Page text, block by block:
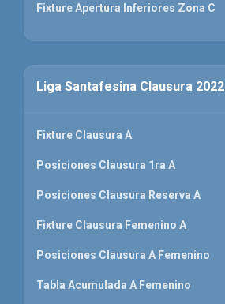
Fixture Apertura Inferiores Zona C
Liga Santafesina Clausura 2022
Fixture Clausura A
Posiciones Clausura 1ra A
Posiciones Clausura Reserva A
Fixture Clausura Femenino A
Posiciones Clausura A Femenino
Tabla Acumulada A Femenino